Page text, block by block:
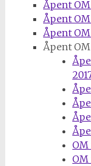
Åpent
Åpent
Åpent
Åpent
OM
OM